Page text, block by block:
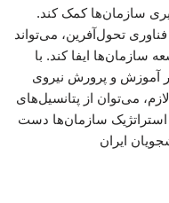
سازمان‌ها کمک کند.
تحول‌آفرین، می‌تواند
سازمان‌ها ایفا کند. با
آموزش و پرورش نیروی
می‌توان از پتانسیل‌های
استراتژیک سازمان‌ها دست
ایران